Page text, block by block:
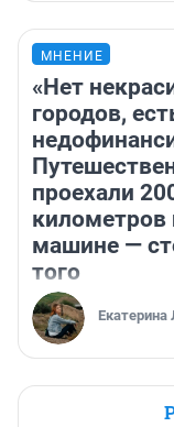
МНЕНИЕ
«Нет
городов,
проехали
километров
машине —
того
Екатерина